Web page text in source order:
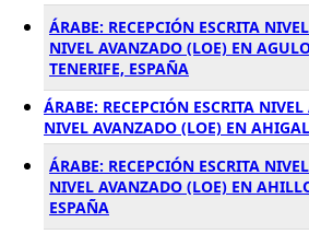
ÁRABE: RECEPCIÓN ESCRITA
NIVEL AVANZADO (LOE) EN
TENERIFE, ESPAÑA
ÁRABE: RECEPCIÓN ESCRITA
NIVEL AVANZADO (LOE) EN
ÁRABE: RECEPCIÓN ESCRITA
NIVEL AVANZADO (LOE) EN
ESPAÑA